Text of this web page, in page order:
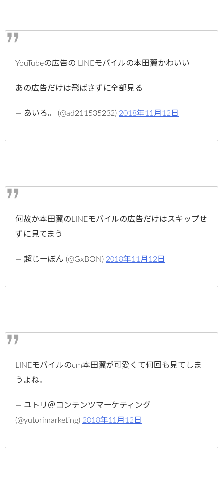
YouTubeの広告の LINEモバイルの本田翼かわいい
あの広告だけは飛ばさずに全部見る
— あいろ。 (@ad211535232) 2018年11月12日
何故か本田翼のLINEモバイルの広告だけはスキップせ
ずに見てまう
— 超じーぼん (@GxBON) 2018年11月12日
LINEモバイルのcm本田翼が可愛くて何回も見てしま
うよね。
— ユトリ＠コンテンツマーケティング
(@yutorimarketing) 2018年11月12日